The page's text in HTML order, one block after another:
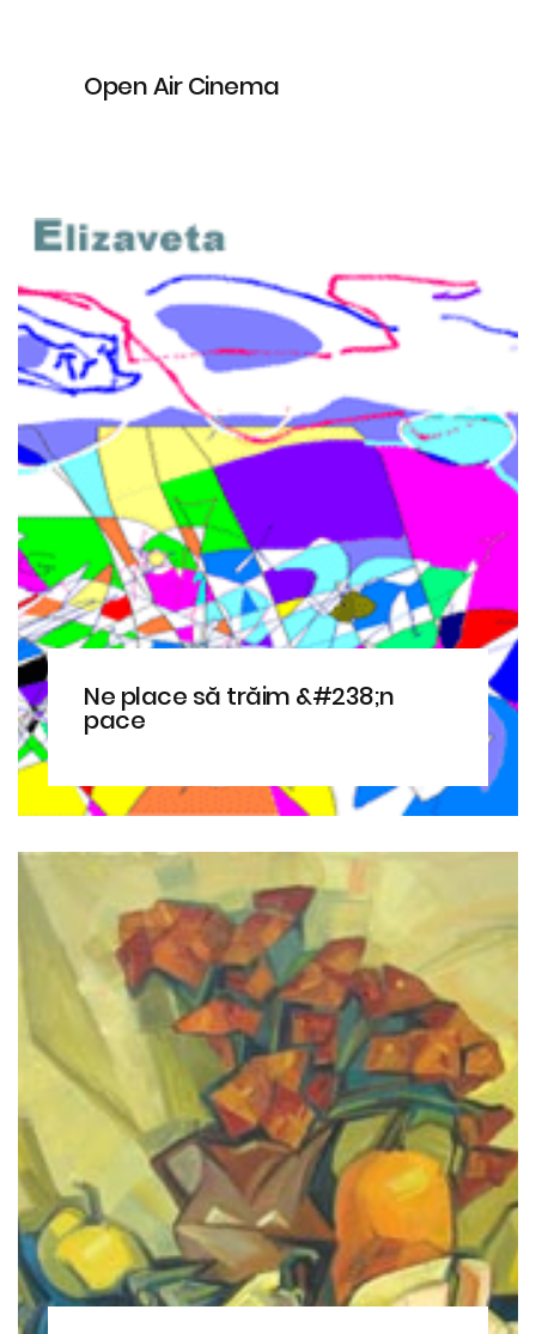
Open Air Cinema
Ne place să trăim &#238;n
pace